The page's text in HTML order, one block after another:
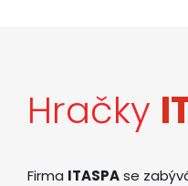
Hračky
Firma ITASPAse